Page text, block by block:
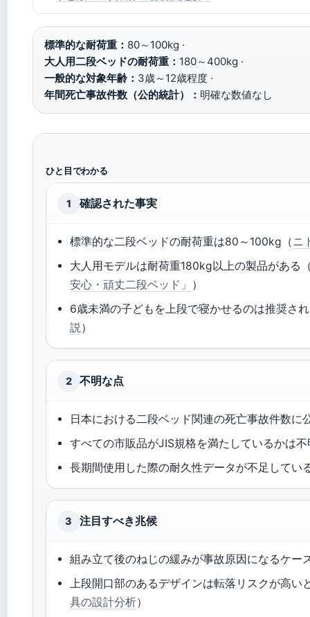
標準的な耐荷重： 80～100kg ·
大人用二段ベッドの耐荷重： 180～400kg ·
一般的な対象年齢： 3歳～12歳程度 ·
年間死亡事故件数（公的統計）： 明確な数値なし
ひと目でわかる
1 確認された事実
標準的な二段ベッドの耐荷重は80～100kg（ニ
大人用モデルは耐荷重180kg以上の製品がある
安心・頑丈二段ベッド」 ）
6歳未満の子どもを上段で寝かせるのは推奨さ
説 ）
2 不明な点
日本における二段ベッド関連の死亡事故件数に
すべての市販品がJIS規格を満たしているかは不
長期間使用した際の耐久性データが不足してい
3 注目すべき兆候
組み立て後のねじの緩みが事故原因になるケー
上段開口部のあるデザインは転落リスクが高い
具の設計分析）